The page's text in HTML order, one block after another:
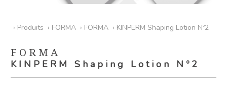
› Produits › FORMA › FORMA › KINPERM Shaping Lotion Nº2
FORMA
KINPERM Shaping Lotion Nº2